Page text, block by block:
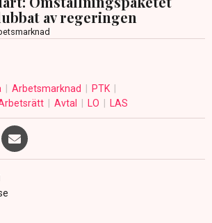
av regeringen
Arbetsmarknad
PTK
Avtal LO LAS